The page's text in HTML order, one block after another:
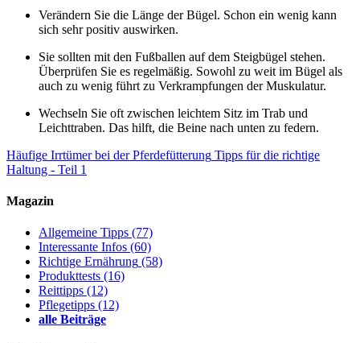
Verändern Sie die Länge der Bügel. Schon ein wenig kann
sich sehr positiv auswirken.
Sie sollten mit den Fußballen auf dem Steigbügel stehen.
Überprüfen Sie es regelmäßig. Sowohl zu weit im Bügel als
auch zu wenig führt zu Verkrampfungen der Muskulatur.
Wechseln Sie oft zwischen leichtem Sitz im Trab und
Leichttraben. Das hilft, die Beine nach unten zu federn.
Häufige Irrtümer bei der Pferdefütterung Tipps für die richtige
Haltung - Teil 1
Magazin
Allgemeine Tipps (77)
Interessante Infos (60)
Richtige Ernährung (58)
Produkttests (16)
Reittipps (12)
Pflegetipps (12)
alle Beiträge